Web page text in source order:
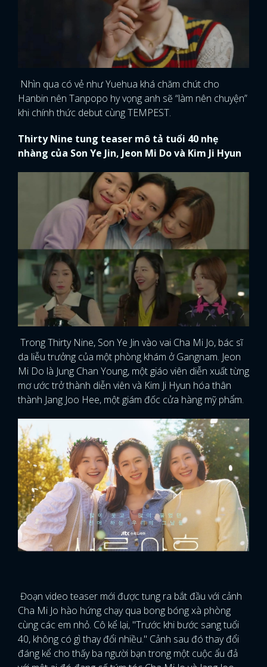
Nhìn qua có vẻ như Yuehua khá chăm chút cho
Hanbin nên Tanpopo hy vọng anh sẽ “làm nên chuyện”
khi chính thức debut cùng TEMPEST.
Thirty Nine tung teaser mô tả tuổi 40 nhẹ
nhàng của Son Ye Jin, Jeon Mi Do và Kim Ji Hyun
Trong Thirty Nine, Son Ye Jin vào vai Cha Mi Jo, bác sĩ
da liễu trưởng của một phòng khám ở Gangnam. Jeon
Mi Do là Jung Chan Young, một giáo viên diễn xuất từng
mơ ước trở thành diễn viên và Kim Ji Hyun hóa thân
thành Jang Joo Hee, một giám đốc cửa hàng mỹ phẩm.
Đoạn video teaser mới được tung ra bắt đầu với cảnh
Cha Mi Jo hào hứng chạy qua bong bóng xà phòng
cùng các em nhỏ. Cô kể lại, "Trước khi bước sang tuổi
40, không có gì thay đổi nhiều." Cảnh sau đó thay đổi
đáng kể cho thấy ba người bạn trong một cuộc ẩu đả